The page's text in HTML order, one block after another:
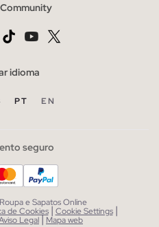
idioma
PT EN
seguro
e Sapatos Online
de Cookies | Cookie Settings |
Legal| Mapa web